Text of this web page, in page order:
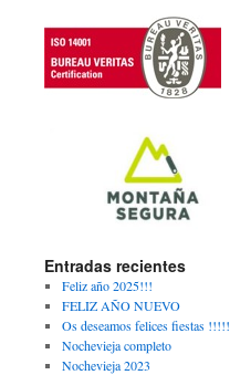
Entradas recientes
Feliz año 2025!!!
FELIZ AÑO NUEVO
Os deseamos felices fiestas !!!!!
Nochevieja completo
Nochevieja 2023